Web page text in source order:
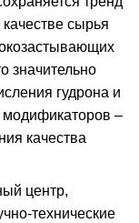
сырья
значительно
гудрона и
модификаторов –
качества
центр,
технические